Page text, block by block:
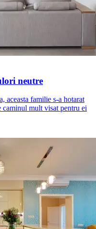
neutre
aceasta familie s-a hotarat
caminul mult visat pentru ei